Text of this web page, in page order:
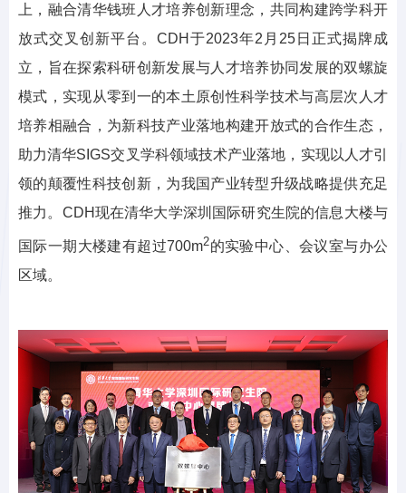
上，融合清华钱班人才培养创新理念，共同构建跨学科开
放式交叉创新平台。 CDH 于2023年2 月 25 日正式揭牌成
立，旨在探索科研创新发展与人才培养协同发展的双螺旋
模式，实现从零到一的本土原创性科学技术与高层次人才
培养相融合，为新科技产业落地构建开放式的合作生态，
助力清华SIGS交叉学科领域技术产业落地，实现以人才引
领的颠覆性科技创新，为我国产业转型升级战略提供充足
推力。 CDH现在清华大学深圳国际研究生院的信息大楼与
国际一期大楼建有超过700m2的实验中心、会议室与办公
区域。